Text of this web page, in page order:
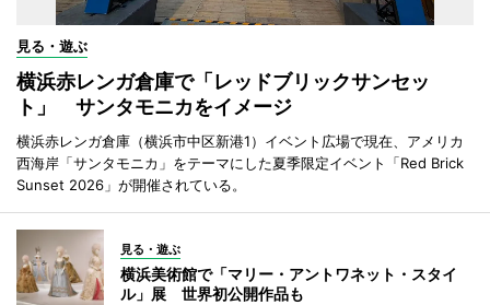
見る・遊ぶ
横浜赤レンガ倉庫で「レッドブリックサンセッ
ト」 サンタモニカをイメージ
横浜赤レンガ倉庫（横浜市中区新港1）イベント広場で現在、アメリカ
西海岸「サンタモニカ」をテーマにした夏季限定イベント「Red Brick
Sunset 2026」が開催されている。
見る・遊ぶ
横浜美術館で「マリー・アントワネット・スタイ
ル」展 世界初公開作品も